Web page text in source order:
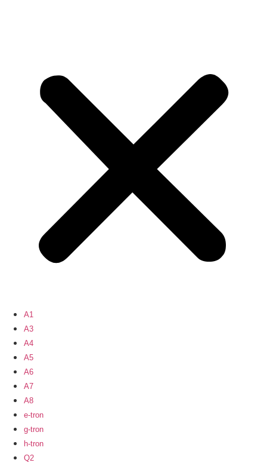
A1
A3
A4
A5
A6
A7
A8
e-tron
g-tron
h-tron
Q2